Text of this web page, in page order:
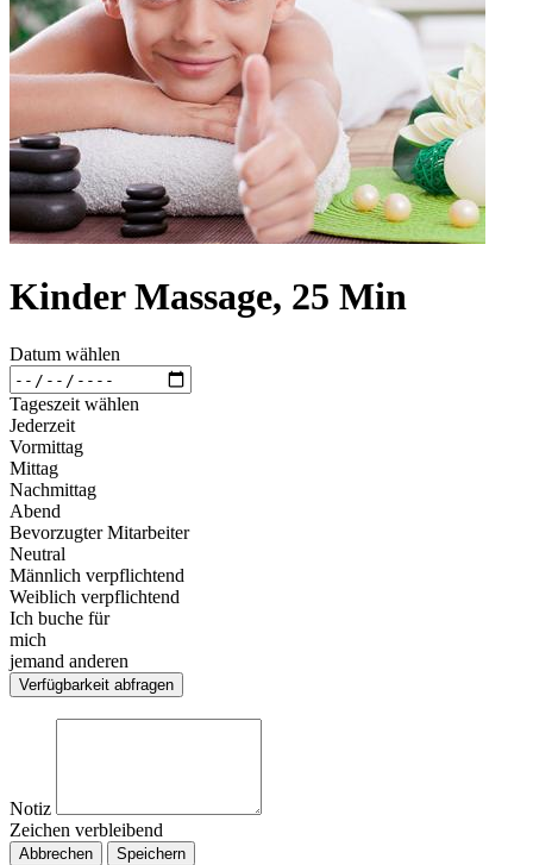
Kinder Massage, 25 Min
Datum wählen
Tageszeit wählen
Jederzeit
Vormittag
Mittag
Nachmittag
Abend
Bevorzugter Mitarbeiter
Neutral
Männlich verpflichtend
Weiblich verpflichtend
Ich buche für
mich
jemand anderen
Verfügbarkeit abfragen
Notiz
Zeichen verbleibend
Abbrechen Speichern